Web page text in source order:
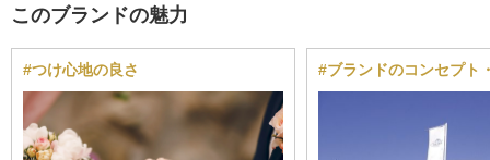
このブランドの魅力
#つけ心地の良さ #ブランドのコンセプト